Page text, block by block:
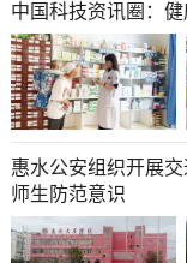
中国科技资讯圈：
惠水公安组织开展
师生防范意识